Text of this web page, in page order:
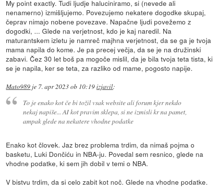
My point exactly. Tudi ljudje haluciniramo, si (nevede ali
nenamerno) izmišljujemo. Povezujemo nekatere dogodke skupaj,
čeprav nimajo nobene povezave. Napačne ljudi povežemo z
dogodki, ... Glede na verjetnost, kdo je kaj naredil. Na
maturantskem izletu je namreč majhna verjetnost, da se ga je tvoja
mama napila do kome. Je pa precej večja, da se je na družinski
zabavi. Čez 30 let boš pa mogoče mislil, da je bila tvoja teta tista, ki
se je napila, ker se teta, za razliko od mame, pogosto napije.
Mato989 je 7. apr 2023 ob 10:19izjavil:
To je enako kot če bi tožil vsak website ali forum kjer nekdo
nekaj napiše... AI kot pravim sklepa, si ne izmisli kr na pamet,
ampak glede na nekatere vhodne podatke
Enako kot človek. Jaz brez problema trdim, da nimaš pojma o
basketu, Luki Dončiću in NBA-ju. Povedal sem resnico, glede na
vhodne podatke, ki sem jih dobil v temi o NBA.
V bistvu trdim, da si celo zabit kot noč. Glede na vhodne podatke.